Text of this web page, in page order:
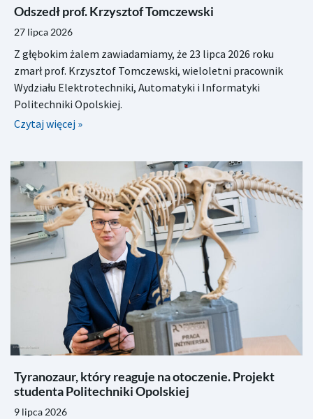
Odszedł prof. Krzysztof Tomczewski
27 lipca 2026
Z głębokim żalem zawiadamiamy, że 23 lipca 2026 roku
zmarł prof. Krzysztof Tomczewski, wieloletni pracownik
Wydziału Elektrotechniki, Automatyki i Informatyki
Politechniki Opolskiej.
Czytaj więcej »
Tyranozaur, który reaguje na otoczenie. Projekt
studenta Politechniki Opolskiej
9 lipca 2026